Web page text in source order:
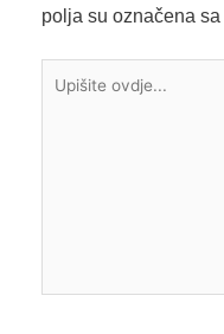
polja su označena sa
ovdje...